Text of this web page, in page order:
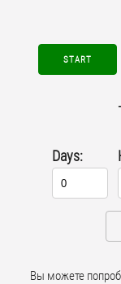
START
Days:
Вы можете